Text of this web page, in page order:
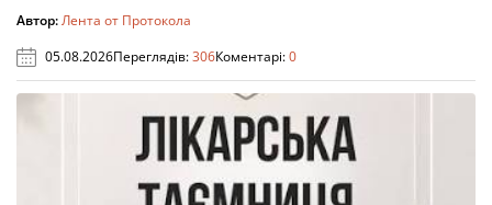
Автор:Лента от Протокола
05.08.2026Переглядів:306Коментарі:0